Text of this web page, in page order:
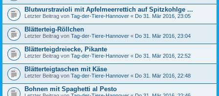
Blutwurstravioli mit Apfelmeerrettich auf Spitzkohlge ...
Letzter Beitrag von Tag-der-Tiere-Hannover « Do 31. Mär 2016, 23:05
Blätterteig-Röllchen
Letzter Beitrag von Tag-der-Tiere-Hannover « Do 31. Mär 2016, 23:04
Blätterteigdreiecke, Pikante
Letzter Beitrag von Tag-der-Tiere-Hannover « Do 31. Mär 2016, 22:52
Blätterteigtaschen mit Käse
Letzter Beitrag von Tag-der-Tiere-Hannover « Do 31. Mär 2016, 22:48
Bohnen mit Spaghetti al Pesto